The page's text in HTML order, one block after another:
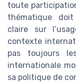
toute
thématique doit
claire sur
contexte
pas toujours
internationale
sa politique de